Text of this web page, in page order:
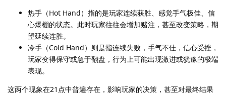
热手（Hot Hand）指的是玩家连续获胜、感觉手气极佳、信
心爆棚的状态。此时玩家往往会增加赌注，甚至改变策略，期
望延续连胜。
冷手（Cold Hand）则是指连续失败，手气不佳，信心受挫，
玩家变得保守或急于翻盘，行为上可能出现激进或犹豫的极端
表现。
这两个现象在21点中普遍存在，影响玩家的决策，甚至对最终结果